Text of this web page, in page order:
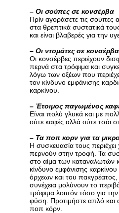
– Οι σούπες σε κονσέρβα
Πρίν αγοράσετε τις σούπες
στα θρεπτικά συστατικά
και είναι βλαβερές για την
– Οι ντομάτες σε κονσέρβα
Οι κονσέρβες περιέχουν
περνά στα τρόφιμα και
λόγω των οξέων που
τον κίνδυνο εμφάνισης
καρκίνου.
– Έτοιμος παγωμένος
Είναι πολύ γλυκά και με
ούτε καφές αλλά ούτε τσάι
– Τα ποπ κορν για τα
Η συσκευασία τους
περνούν στην τροφή. Τα
στο αίμα των καταναλωτών
κίνδυνο εμφάνισης
όρχεων και του πακγρέατος,
συνέχεια μολύνουν το
τρόφιμα λοιπόν τόσο για την
φύση. Προτιμήστε απλό και
ποπ κόρν.